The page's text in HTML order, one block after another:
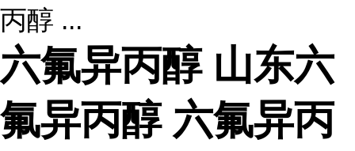
丙醇 ...
六氟异丙醇 山东六
氟异丙醇 六氟异丙